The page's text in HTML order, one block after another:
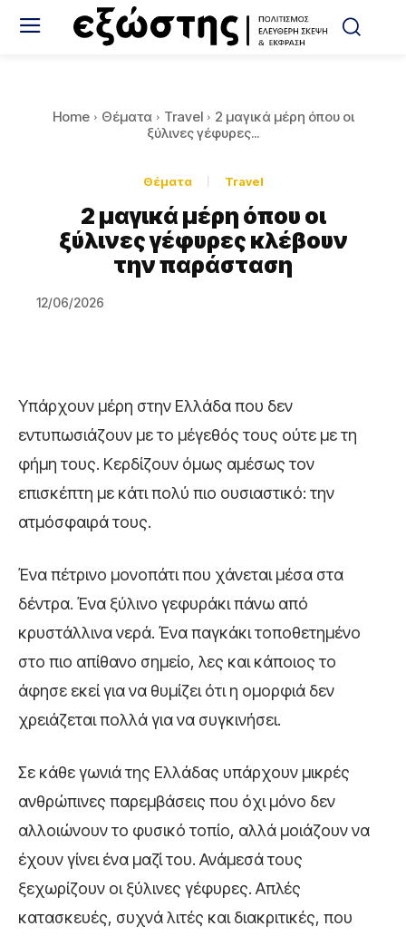
Home Θέματα Travel
2 μαγικά μέρη όπου οι
ξύλινες γέφυρες...
Θέματα Travel
2 μαγικά μέρη όπου οι
ξύλινες γέφυρες κλέβουν
την παράσταση
12/06/2026
Υπάρχουν μέρη στην Ελλάδα που δεν
εντυπωσιάζουν με το μέγεθός τους ούτε με τη
φήμη τους. Κερδίζουν όμως αμέσως τον
επισκέπτη με κάτι πολύ πιο ουσιαστικό: την
ατμόσφαιρά τους.
Ένα πέτρινο μονοπάτι που χάνεται μέσα στα
δέντρα. Ένα ξύλινο γεφυράκι πάνω από
κρυστάλλινα νερά. Ένα παγκάκι τοποθετημένο
στο πιο απίθανο σημείο, λες και κάποιος το
άφησε εκεί για να θυμίζει ότι η ομορφιά δεν
χρειάζεται πολλά για να συγκινήσει.
Σε κάθε γωνιά της Ελλάδας υπάρχουν μικρές
ανθρώπινες παρεμβάσεις που όχι μόνο δεν
αλλοιώνουν το φυσικό τοπίο, αλλά μοιάζουν να
έχουν γίνει ένα μαζί του. Ανάμεσά τους
ξεχωρίζουν οι ξύλινες γέφυρες. Απλές
κατασκευές, συχνά λιτές και διακριτικές, που